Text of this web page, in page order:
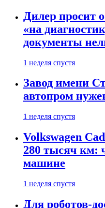
Дилер просит
«на
документы
1 неделя спустя
Завод имени
автопром
1 неделя спустя
Volkswagen
280 тысяч км:
машине
1 неделя спустя
Для роботов-